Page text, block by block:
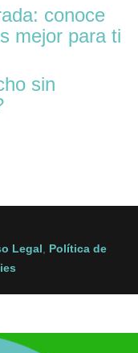
conoce
mejor para ti
sin
Legal
Política de